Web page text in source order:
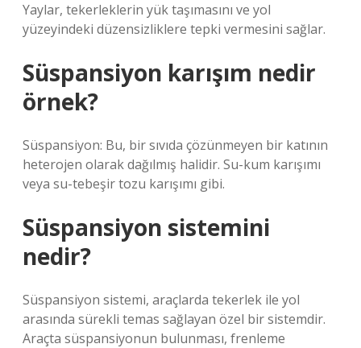
Yaylar, tekerleklerin yük taşımasını ve yol
yüzeyindeki düzensizliklere tepki vermesini sağlar.
Süspansiyon karışım nedir
örnek?
Süspansiyon: Bu, bir sıvıda çözünmeyen bir katının
heterojen olarak dağılmış halidir. Su-kum karışımı
veya su-tebeşir tozu karışımı gibi.
Süspansiyon sistemini
nedir?
Süspansiyon sistemi, araçlarda tekerlek ile yol
arasında sürekli temas sağlayan özel bir sistemdir.
Araçta süspansiyonun bulunması, frenleme